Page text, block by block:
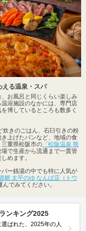
える温泉・スパ
お風呂と同じくらい楽しみ
浴施設のなかには、専門店
博しているところも数多く
炊きのごはん、石臼引きの粉
上げたパンなど、地域の食
重県松阪市の 「松阪温泉 熊
で生産から流通まで一貫管
めます。
ー銭湯の中でも特に人気が
郷 太平のゆ なんば店（トウ
でみてください。
ンキング2025
ばれた、2025年の人